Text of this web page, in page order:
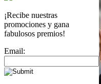
¡Recibe nuestras
promociones y gana
fabulosos premios!
Email: